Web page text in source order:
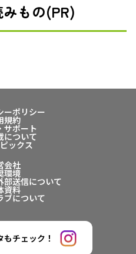
もの(PR)
ーポリシー
規約
サポート
について
ックス
会社
環境
部送信について
資料
ブについて
チェック！